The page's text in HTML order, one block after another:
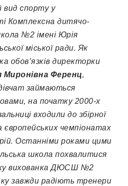
вид спорту у
Комплексна дитячо-
№2 імені Юрія
міської ради. Як
обов’язків директорки
Миронівна Ференц,
займаються
на початку 2000-х
входили до збірної
європейських чемпіонатах
Останніми роками цими
школа похвалитися
вихованка ДЮСШ №2
завжди радіють тренери